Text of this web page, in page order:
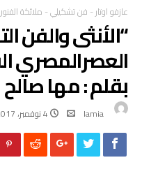
عازفو اوتار- فن تشكيلي- ملائكة
“الأنثى والفن
العصرالمصري
بقلم : مها صالح
lamia 4 نوفمبر، 2017